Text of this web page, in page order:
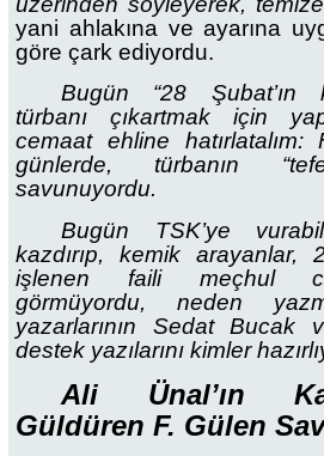
yani ahlakına ve ayarına
göre çark ediyordu.
Bugün “28 Şubat’ın
türbanı çıkartmak için
cemaat ehline
günlerde, türbanın
savunuyordu.
Bugün TSK’ye
kazdırıp, kemik arayanlar,
işlenen faili meçhul
görmüyordu, neden
yazarlarının Sedat Bucak
destek yazılarını kimler
Ali Ünal’ın
Güldüren F. Gülen